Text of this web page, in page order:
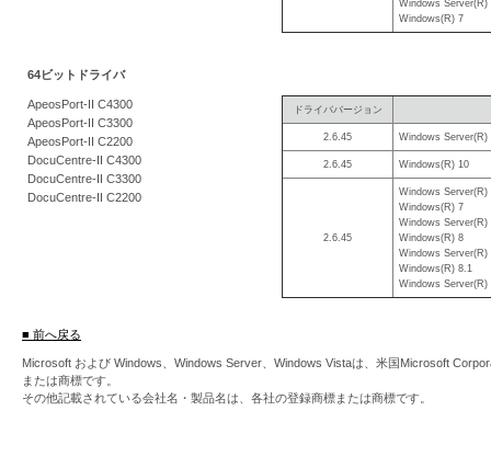
Windows Server(R)
Windows(R) 7
64ビットドライバ
ApeosPort-II C4300
ApeosPort-II C3300
ApeosPort-II C2200
DocuCentre-II C4300
DocuCentre-II C3300
DocuCentre-II C2200
ドライババージョン
2.6.45 Windows Server(R)
2.6.45 Windows(R) 10
2.6.45
Windows Server(R)
Windows(R) 7
Windows Server(R)
Windows(R) 8
Windows Server(R)
Windows(R) 8.1
Windows Server(R)
■ 前へ戻る
Microsoft および Windows、Windows Server、Windows Vistaは、米国Microsoft
または商標です。
その他記載されている会社名・製品名は、各社の登録商標または商標です。